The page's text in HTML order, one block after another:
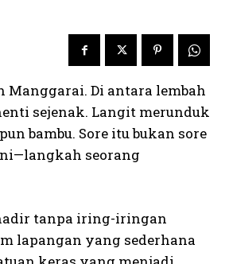
Manggarai. Di antara lembah
sejenak. Langit merunduk
bambu. Sore itu bukan sore
seorang
tanpa iring-iringan
lapangan yang sederhana